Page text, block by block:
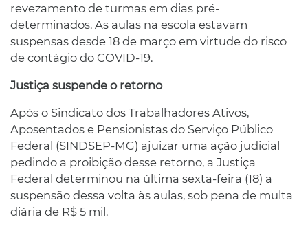
revezamento de turmas em dias pré-
determinados. As aulas na escola estavam
suspensas desde 18 de março em virtude do risco
de contágio do COVID-19.
Justiça suspende o retorno
Após o Sindicato dos Trabalhadores Ativos,
Aposentados e Pensionistas do Serviço Público
Federal (SINDSEP-MG) ajuizar uma ação judicial
pedindo a proibição desse retorno, a Justiça
Federal determinou na última sexta-feira (18) a
suspensão dessa volta às aulas, sob pena de multa
diária de R$ 5 mil.